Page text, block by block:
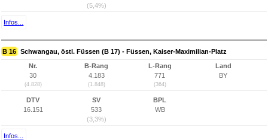
(5,4%)
Infos...
B 16 Schwangau, östl. Füssen (B 17) - Füssen, Kaiser-Maximilian-Platz
Nr.
30
(4.828)
B-Rang
4.183
(1.848)
L-Rang
771
(364)
Land
BY
DTV
16.151
SV
533
(3,3%)
BPL
WB
Infos...